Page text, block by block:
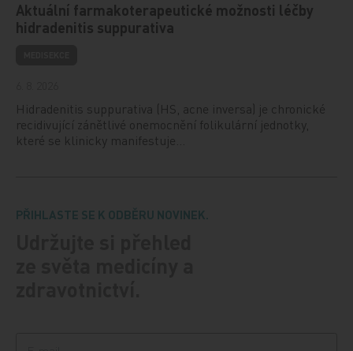
Aktuální farmakoterapeutické možnosti léčby
hidradenitis suppurativa
Hidradenitis suppurativa (HS, acne inversa) je chronické
recidivující zánětlivé onemocnění folikulární jednotky,
které se klinicky manifestuje…
PŘIHLASTE SE K ODBĚRU NOVINEK.